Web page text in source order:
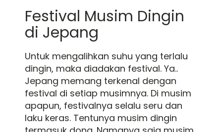
Festival Musim Dingin
di Jepang
Untuk mengalihkan suhu yang terlalu
dingin, maka diadakan festival. Ya..
Jepang memang terkenal dengan
festival di setiap musimnya. Di musim
apapun, festivalnya selalu seru dan
laku keras. Tentunya musim dingin